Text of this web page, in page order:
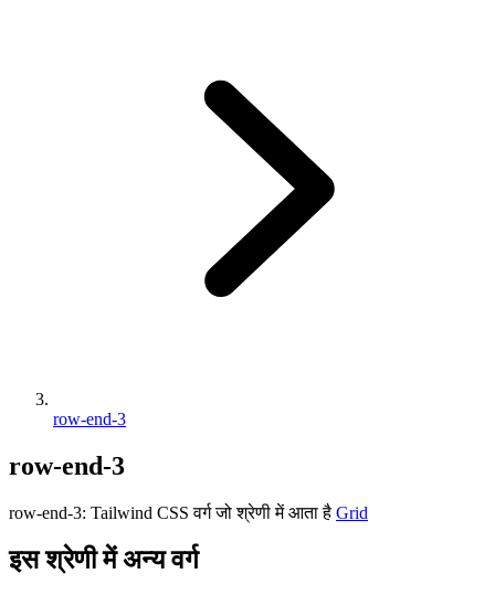
row-end-3
row-end-3
row-end-3: Tailwind CSS वर्ग जो श्रेणी में आता है Grid
इस श्रेणी में अन्य वर्ग